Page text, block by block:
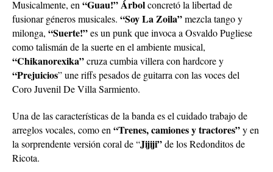
Musicalmente, en“Guau!” Árbolconcretó la libertad de
fusionar géneros musicales. “Soy La Zoila”mezcla tango y
milonga, “Suerte!”es un punk que invoca a Osvaldo Pugliese
como talismán de la suerte en el ambiente musical,
“Chikanorexika”cruza cumbia villera con hardcore y
“Prejuicios” une riffs pesados de guitarra con las voces del
Coro Juvenil De Villa Sarmiento.
Una de las características de la banda es el cuidado trabajo de
arreglos vocales, como en“Trenes, camiones y tractores”y en
la sorprendente versión coral de “Jijiji”de los Redonditos de
Ricota.